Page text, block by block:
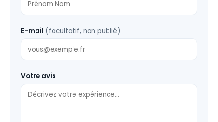
E-mail (facultatif, non publié)
Votre avis